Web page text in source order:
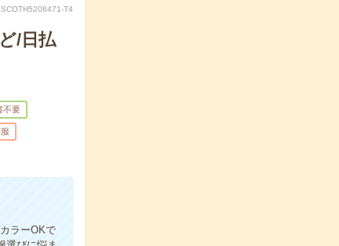
T4
/日払
不要
ラーOKで